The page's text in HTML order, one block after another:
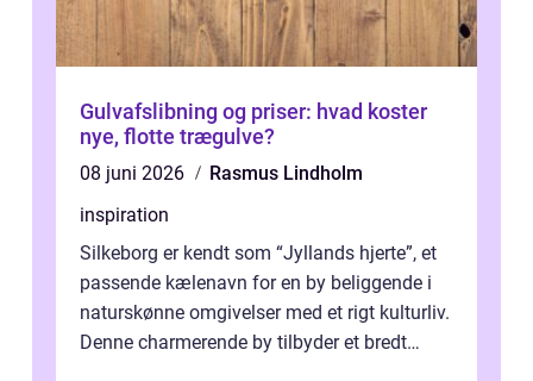
Gulvafslibning og priser: hvad koster
nye, flotte trægulve?
08 juni 2026
Rasmus Lindholm
inspiration
Silkeborg er kendt som “Jyllands hjerte”, et
passende kælenavn for en by beliggende i
naturskønne omgivelser med et rigt kulturliv.
Denne charmerende by tilbyder et bredt